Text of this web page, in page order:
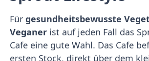
Für gesundheitsbewusste
Veganer ist auf jeden Fall das
Cafe eine gute Wahl. Das Cafe
ersten Stock, direkt über dem